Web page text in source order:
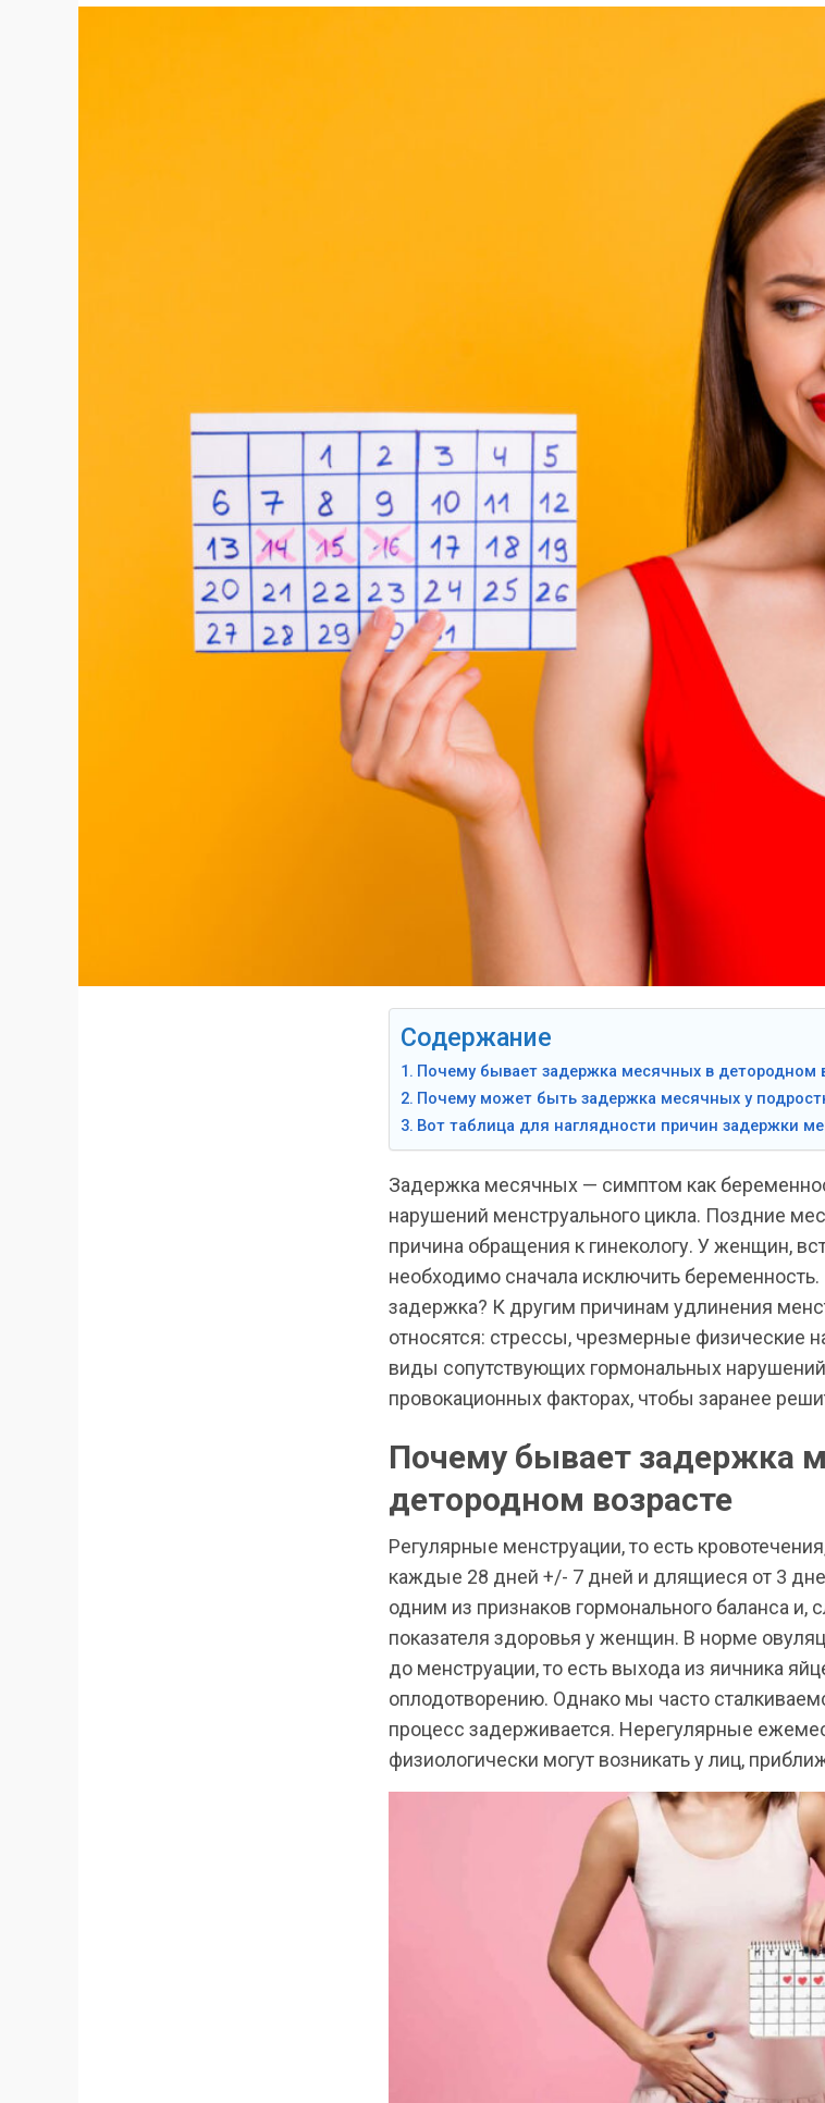
Содержание
Почему бывает задержка месячных в детородном
Почему может быть задержка месячных у
Вот таблица для наглядности причин задержки
Задержка месячных — симптом как
нарушений менструального цикла. Поздние
причина обращения к гинекологу. У женщин,
необходимо сначала исключить
задержка? К другим причинам удлинения
относятся: стрессы, чрезмерные физические
виды сопутствующих гормональных
провокационных факторах, чтобы заранее
Почему бывает задержка
детородном возрасте
Регулярные менструации, то есть
каждые 28 дней +/- 7 дней и длящиеся от 3
одним из признаков гормонального баланса и,
показателя здоровья у женщин. В норме
до менструации, то есть выхода из яичника
оплодотворению. Однако мы часто
процесс задерживается. Нерегулярные
физиологически могут возникать у лиц,